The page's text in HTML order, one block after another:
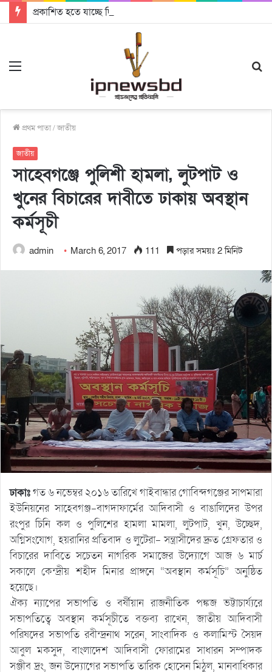
প্রকাশিত হতে যাচ্ছে দি রাবুগার নতুন গান ‘Baljanggi’
প্রথম পাতা/জাতীয়
জাতীয়
সাহেবগঞ্জে পুলিশী হামলা, লুটপাট ও
খুনের বিচারের দাবীতে ঢাকায় অবস্থান
কর্মসূচী
admin March 6, 2017 111 পড়ার সময়ঃ 2 মিনিট
ঢাকাঃগত ৬ নভেম্বর ২০১৬ তারিখে গাইবান্ধার গোবিন্দগঞ্জের সাপমারা
ইউনিয়নের সাহেবগঞ্জ-বাগদাফার্মের আদিবাসী ও বাঙালিদের উপর
রংপুর চিনি কল ও পুলিশের হামলা মামলা, লুটপাট, খুন, উচ্ছেদ,
অগ্নিসংযোগ, হয়রানির প্রতিবাদ ও লুটেরা- সন্ত্রাসীদের দ্রুত গ্রেফতার ও
বিচারের দাবিতে সচেতন নাগরিক সমাজের উদ্যোগে আজ ৬ মার্চ
সকালে কেন্দ্রীয় শহীদ মিনার প্রাঙ্গনে “অবস্থান কর্মসূচি” অনুষ্ঠিত
হয়েছে।
ঐক্য ন্যাপের সভাপতি ও বর্ষীয়ান রাজনীতিক পঙ্কজ ভট্টাচার্য্যরে
সভাপতিত্বে অবস্থান কর্মসূচীতে বক্তব্য রাখেন, জাতীয় আদিবাসী
পরিষদের সভাপতি রবীন্দ্রনাথ সরেন, সাংবাদিক ও কলামিস্ট সৈয়দ
আবুল মকসুদ, বাংলাদেশ আদিবাসী ফোরামের সাধারন সম্পাদক
সঞ্জীব দ্রং, জন উদ্যোগের সভাপতি তারিক হোসেন মিঠুল, মানবাধিকার